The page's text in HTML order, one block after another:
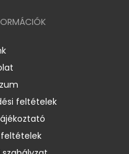
feltételek
feltételek